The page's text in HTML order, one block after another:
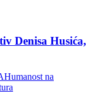
Denisa Husića,
Humanost na